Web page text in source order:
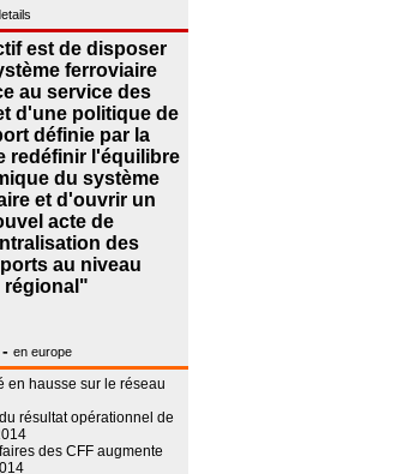
est de disposer
ferroviaire
au service des
d'une politique de
définie par la
redéfinir l'équilibre
du système
et d'ouvrir un
acte de
des
au niveau
régional"
- en europe
en hausse sur le réseau
résultat opérationnel de
des CFF augmente